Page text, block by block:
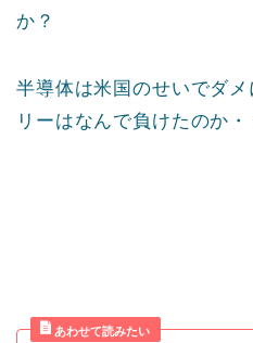
か？
半導体は米国のせいでダ
リーはなんで負けたのか・